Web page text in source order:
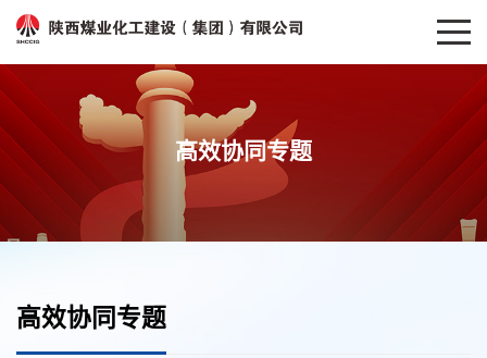
高效协同专题
高效协同专题